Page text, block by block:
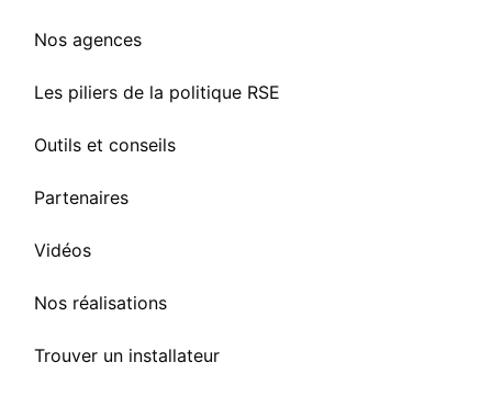
Nos agences
Les piliers de la politique RSE
Outils et conseils
Partenaires
Vidéos
Nos réalisations
Trouver un installateur